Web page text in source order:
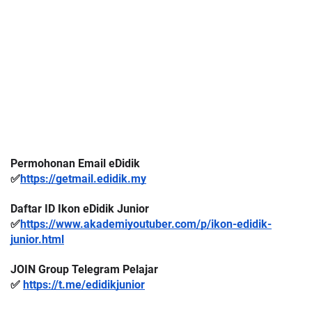
Permohonan Email eDidik
✅https://getmail.edidik.my
Daftar ID Ikon eDidik Junior
✅https://www.akademiyoutuber.com/p/ikon-edidik-
junior.html
JOIN Group Telegram Pelajar
✅ https://t.me/edidikjunior